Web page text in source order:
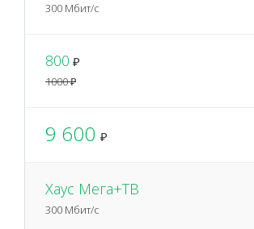
300 Мбит/с
800 ₽
1000 ₽
9 600 ₽
Хаус Мега+ТВ
300 Мбит/с